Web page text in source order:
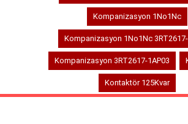
Kompanizasyon 1No1Nc
Kompanizasyon 1No1Nc 3RT2617-
Kompanizasyon 3RT2617-1AP03
Kontaktör 125Kvar